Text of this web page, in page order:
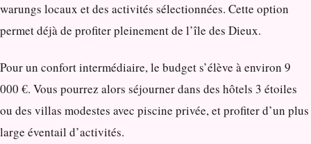
warungs locaux et des activités sélectionnées. Cette option
permet déjà de profiter pleinement de l’île des Dieux.
Pour un confort intermédiaire, le budget s’élève à environ 9
000 €. Vous pourrez alors séjourner dans des hôtels 3 étoiles
ou des villas modestes avec piscine privée, et profiter d’un plus
large éventail d’activités.